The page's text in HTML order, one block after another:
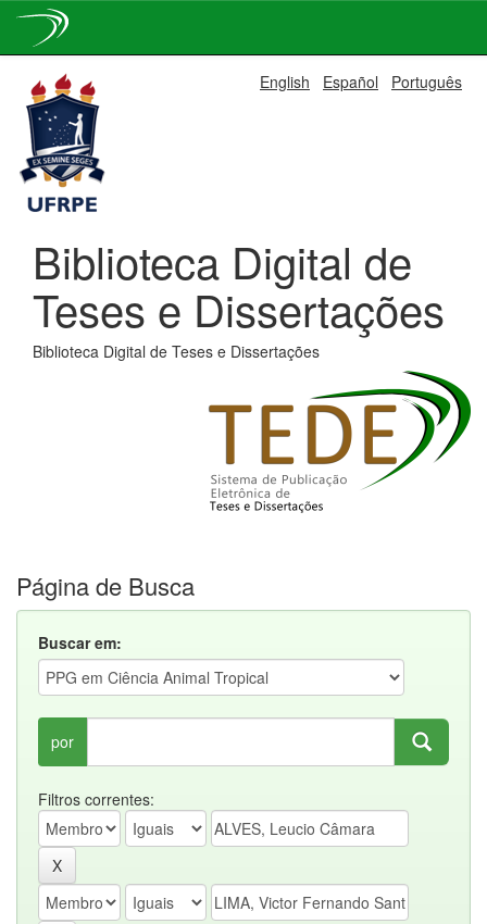
navigation
English Español Português
Biblioteca Digital de
Teses e Dissertações
Biblioteca Digital de Teses e Dissertações
Página de Busca
Buscar em:
por
Filtros correntes: